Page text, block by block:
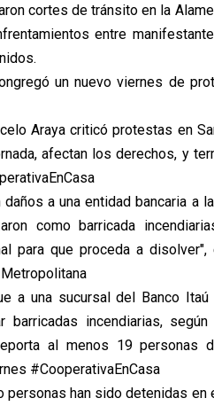
cortes de tránsito en la
entre
un nuevo viernes de
Araya criticó protestas en
afectan los derechos, y
a una entidad bancaria a
como barricada
para que proceda a
a una sucursal del Banco
barricadas incendiarias,
al menos 19 personas
#CooperativaEnCasa
personas han sido detenidas